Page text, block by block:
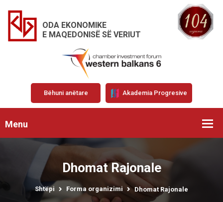
ODA EKONOMIKE
E MAQEDONISË SË VERIUT
Bëhuni anëtare Akademia Progresive
Menu
Dhomat Rajonale
Shtëpi Forma organizimi Dhomat Rajonale